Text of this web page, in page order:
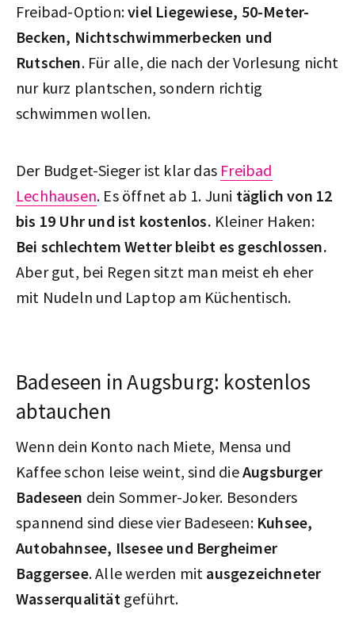
Freibad-Option:viel Liegewiese, 50-Meter-
Becken, Nichtschwimmerbecken und
Rutschen. Für alle, die nach der Vorlesung nicht
nur kurz plantschen, sondern richtig
schwimmen wollen.
Der Budget-Sieger ist klar das Freibad
Lechhausen. Es öffnet ab 1. Juni täglich von 12
bis 19 Uhr und ist kostenlos. Kleiner Haken:
Bei schlechtem Wetter bleibt es geschlossen.
Aber gut, bei Regen sitzt man meist eh eher
mit Nudeln und Laptop am Küchentisch.
Badeseen in Augsburg: kostenlos
abtauchen
Wenn dein Konto nach Miete, Mensa und
Kaffee schon leise weint, sind dieAugsburger
Badeseen dein Sommer-Joker. Besonders
spannend sind diese vier Badeseen: Kuhsee,
Autobahnsee, Ilsesee und Bergheimer
Baggersee. Alle werden mit ausgezeichneter
Wasserqualität geführt.